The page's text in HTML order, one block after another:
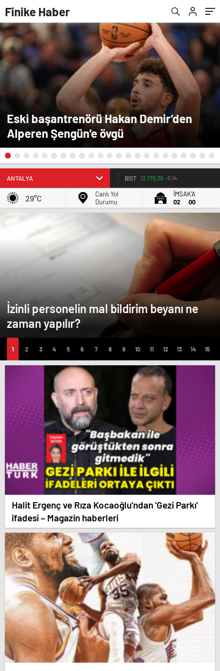
Finike Haber
Eski başantrenörü Hakan Demir’den
Alperen Şengün’e övgü
BIST 13.779,39 -0,14
29°C
Canlı Yol
Durumu
İMSAK'A
02
00
İzinli personelin mal bildirim beyanı ne
zaman yapılır?
Halit Ergenç ve Rıza Kocaoğlu'ndan 'Gezi Parkı'
ifadesi – Magazin haberleri